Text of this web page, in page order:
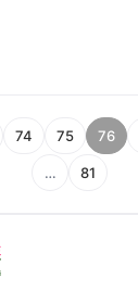
74 75 76
… 81